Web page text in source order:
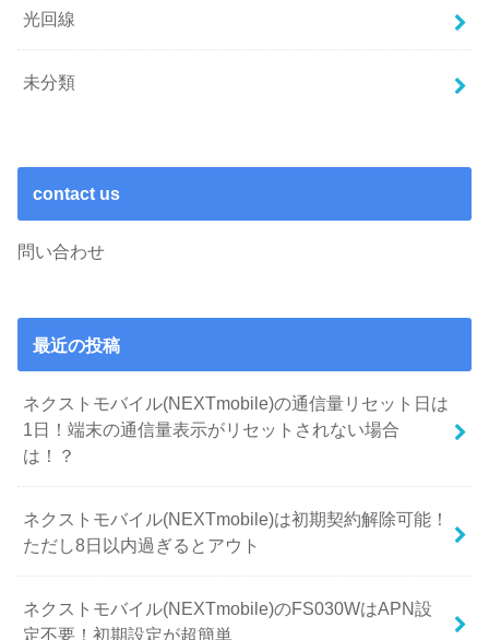
光回線
未分類
contact us
問い合わせ
最近の投稿
ネクストモバイル(NEXTmobile)の通信量リセット日は
1日！端末の通信量表示がリセットされない場合
は！？
ネクストモバイル(NEXTmobile)は初期契約解除可能！
ただし8日以内過ぎるとアウト
ネクストモバイル(NEXTmobile)のFS030WはAPN設
定不要！初期設定が超簡単